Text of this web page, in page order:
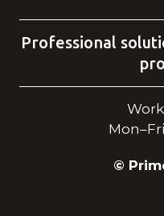
Professional
©